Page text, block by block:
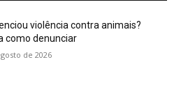
violência contra animais?
como denunciar
de 2026